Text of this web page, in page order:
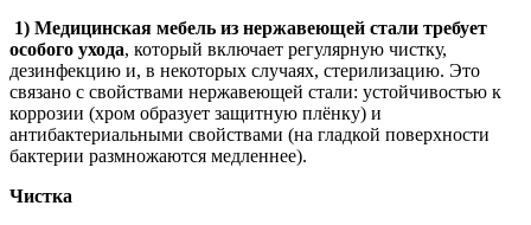
1) Медицинская мебель из нержавеющей стали требует
особого ухода, который включает регулярную чистку,
дезинфекцию и, в некоторых случаях, стерилизацию. Это
связано с свойствами нержавеющей стали: устойчивостью к
коррозии (хром образует защитную плёнку) и
антибактериальными свойствами (на гладкой поверхности
бактерии размножаются медленнее).
Чистка